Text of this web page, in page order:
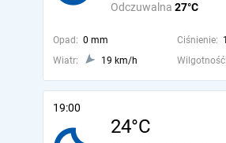
Odczuwalna 27°C
Opad: 0 mm Ciśnienie:
Wiatr:
19 km/h Wilgotność:
19:00
24°C